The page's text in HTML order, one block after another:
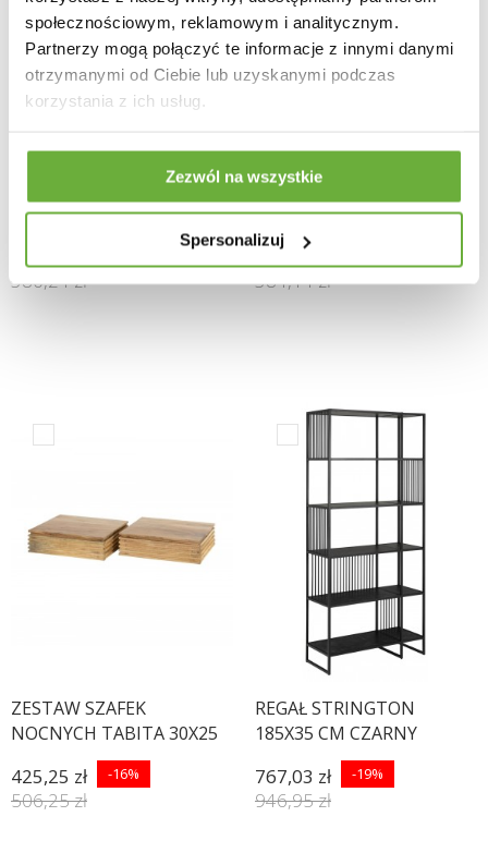
społecznościowym, reklamowym i analitycznym.
Partnerzy mogą połączyć te informacje z innymi danymi
otrzymanymi od Ciebie lub uzyskanymi podczas
korzystania z ich usług.
Zezwól na wszystkie
Spersonalizuj
SZAFKA NOCNA RANDOLF
40X35 CM CZARNA
380,24 zł
SZAFKA NOCNA MITRA
CZARNA 40X30 CM
311,16 zł
384,14 zł
ZESTAW SZAFEK
NOCNYCH TABITA 30X25
CM AKACJA – 2SZT.
425,25 zł -16%
506,25 zł
REGAŁ STRINGTON
185X35 CM CZARNY
767,03 zł -19%
946,95 zł